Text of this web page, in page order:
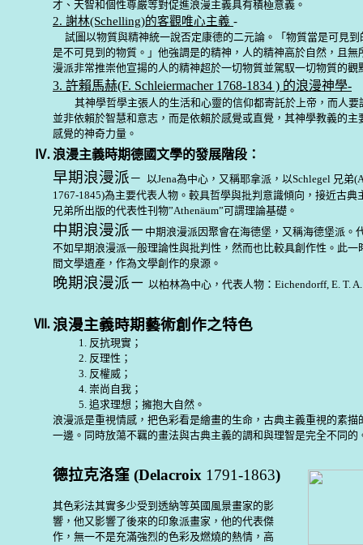
才、天智和個性尊嚴等對促進浪漫主義具有積極意義。
2. 謝林(Schelling)的客觀唯心主義 -
試圖以物質與精神統一說否定康德的二元論。「物質當是可見到
是不可見到的物質。」他強調是的精神，人的精神高於自然，且無
漫派非常推崇他宣揚的人的精神超於一切物質並駕馭一切物質的觀
3. 許賴馬赫(F. Schleiermacher 1768-1834 ) 的浪漫神學-
其神學哲學主張人的生活和心靈的信仰都寄託於上帝 ， 而人要
並非依賴於智慧和意志 ， 而是依賴於感覺或直覺 ， 其神學教義的主
感覺的神奇力量 。
Ⅳ.浪漫主義時期德國文學的發展階段：
早期浪漫派－ 以Jena為中心 ， 又稱耶拿派 ， 以Schlegel 兄弟
1767-1845)為主要代表人物 。 較具哲學與批判意識傾向 ， 接近古典
兄弟所出版的代表性刊物”Athenäum”可謂理論基礎 。
中期浪漫派－ 中期浪漫派因聚會在海德堡 ， 又稱海德堡派 。
不如早期浪漫派一般理論性與批判性 ， 然而也比較具創作性 。 此一
間文學遺產 ， 作為文學創作的泉源 。
晚期浪漫派－ 以柏林為中心，代表人物： Eichendorff, E. T.
Ⅶ.浪漫主義時期藝術創作之特色
1. 反抗現實；
2. 反理性；
3. 反權威；
4. 崇尚自我；
5.追求理想；擁抱大自然 。
浪漫派是重視情感，把色彩看是繪畫的生命，古典主義重視的素描
一邊。同時放蕩不羈的畫法與古典主義的調和與理智是完全不同的
德拉克洛窪(Delacroix 1791-1863)
其色彩法其實多少受到透納等英國風景畫家的影
響，他又影響了後來的印象派畫家，他的代表傑
作，無一不是充滿強烈的色彩及燃燒的熱情，高